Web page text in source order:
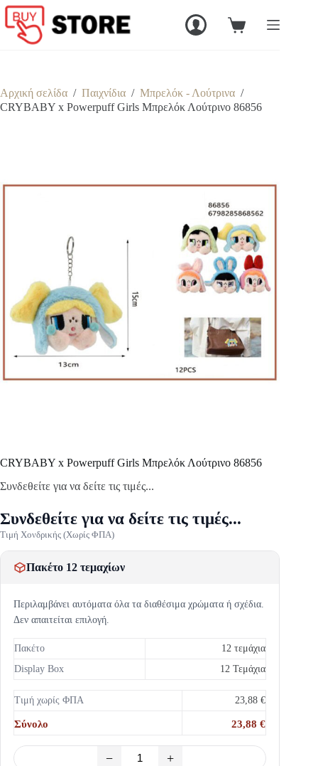
Μετάβαση
στο
περιεχόμενο
Καλάθι
Αρχική σελίδα / Παιχνίδια / Μπρελόκ - Λούτρινα /
CRYBABY x Powerpuff Girls Μπρελόκ Λούτρινο 86856
CRYBABY x Powerpuff Girls Μπρελόκ Λούτρινο 86856
Συνδεθείτε για να δείτε τις τιμές...
Συνδεθείτε για να δείτε τις τιμές...
Τιμή Χονδρικής (Χωρίς ΦΠΑ)
Πακέτο 12 τεμαχίων
Περιλαμβάνει αυτόματα όλα τα διαθέσιμα χρώματα ή σχέδια.
Δεν απαιτείται επιλογή.
Πακέτο
12 τεμάχια
Display Box
12 Τεμάχια
Τιμή χωρίς ΦΠΑ 23,88 €
Σύνολο 23,88 €
− +